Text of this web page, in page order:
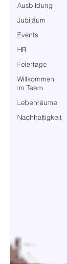
Ausbildung
Jubiläum
Events
HR
Feiertage
Willkommen
im Team
Lebenräume
Nachhaltigkeit